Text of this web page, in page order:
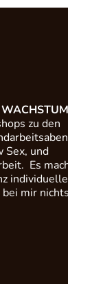
zu den
Sex, und
Es macht
individuellen
mir nichts